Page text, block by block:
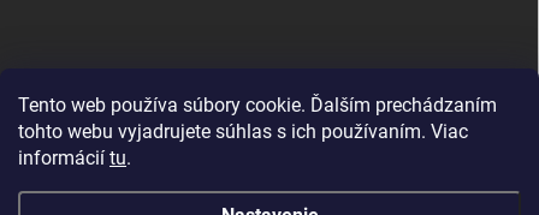
Tento web používa súbory cookie. Ďalším prechádzaním
tohto webu vyjadrujete súhlas s ich používaním. Viac
informácií tu.
Nenašli ste čo ste hľadali? Máte záujem o inú značku? Skúste
navštíviť aj našu stránku Montclean.sk